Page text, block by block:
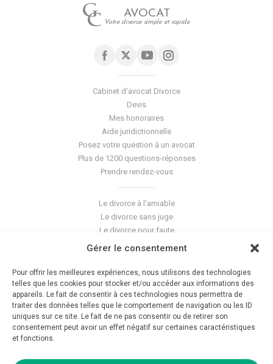
Gérer le consentement
Pour offrir les meilleures expériences, nous utilisons des technologies
telles que les cookies pour stocker et/ou accéder aux informations des
appareils. Le fait de consentir à ces technologies nous permettra de
traiter des données telles que le comportement de navigation ou les ID
uniques sur ce site. Le fait de ne pas consentir ou de retirer son
consentement peut avoir un effet négatif sur certaines caractéristiques
et fonctions.
AVOCAT
Votre divorce simple et rapide
Cabinet d'avocat Divorce
Devis
Mes honoraires
Aide juridictionnelle
Posez votre question à un avocat
Plus de 1200 questions-réponses
Prendre rendez-vous
Le divorce à l'amiable
Le divorce sans juge
Le divorce pour faute
Le divorce accepté
La séparation de corps
Les violences conjugales
Le blog du cabinet
Glossaire